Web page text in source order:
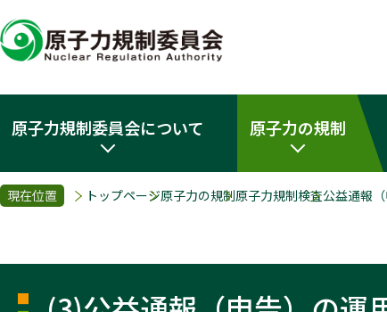
原子力規制委員会について 原子力の規制
現在位置 トップページ原子力の規制原子力規制検査公益通報